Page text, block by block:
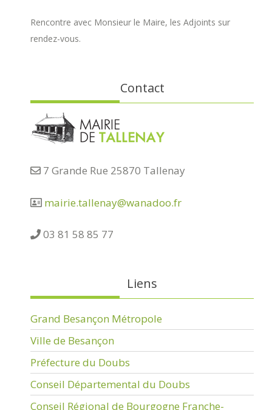
Rencontre avec Monsieur le Maire, les Adjoints sur
rendez-vous.
Contact
7 Grande Rue 25870 Tallenay
mairie.tallenay@wanadoo.fr
03 81 58 85 77
Liens
Grand Besançon Métropole
Ville de Besançon
Préfecture du Doubs
Conseil Départemental du Doubs
Conseil Régional de Bourgogne Franche-